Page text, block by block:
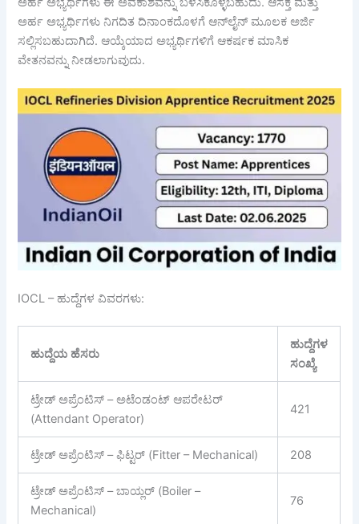
ಅರ್ಹ ಅಭ್ಯರ್ಥಿಗಳು ನಿಗದಿತ ದಿನಾಂಕದೊಳಗೆ ಆನ್‌ಲೈನ್ ಮೂಲಕ ಅರ್ಜಿ
ಸಲ್ಲಿಸಬಹುದಾಗಿದೆ. ಆಯ್ಕೆಯಾದ ಅಭ್ಯರ್ಥಿಗಳಿಗೆ ಆಕರ್ಷಕ ಮಾಸಿಕ
ವೇತನವನ್ನು ನೀಡಲಾಗುವುದು.
IOCL – ಹುದ್ದೆಗಳ ವಿವರಗಳು:
ಹುದ್ದೆಯ ಹೆಸರು
ಹುದ್ದೆಗಳ
ಸಂಖ್ಯೆ
ಟ್ರೇಡ್ ಅಪ್ರೆಂಟಿಸ್ – ಅಟೆಂಡಂಟ್ ಆಪರೇಟರ್
(Attendant Operator)
421
ಟ್ರೇಡ್ ಅಪ್ರೆಂಟಿಸ್ – ಫಿಟ್ಟರ್ (Fitter – Mechanical) 208
ಟ್ರೇಡ್ ಅಪ್ರೆಂಟಿಸ್ – ಬಾಯ್ಲರ್ (Boiler –
Mechanical)
76